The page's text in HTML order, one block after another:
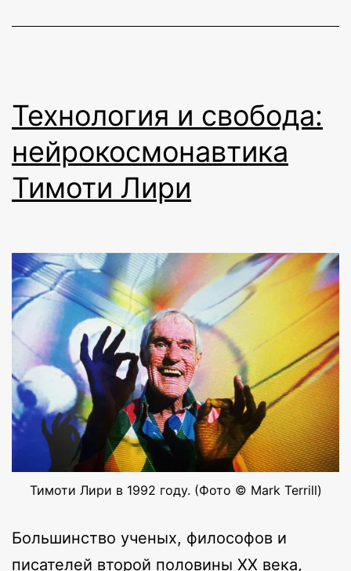
Технология и свобода:
нейрокосмонавтика
Тимоти Лири
Тимоти Лири в 1992 году. (Фото © Mark Terrill)
Большинство ученых, философов и
писателей второй половины XX века,